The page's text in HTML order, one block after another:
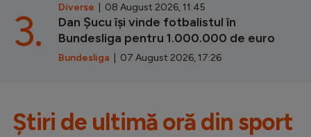
Diverse | 08 August 2026, 11:45
Dan Șucu își vinde fotbalistul în
Bundesliga pentru 1.000.000 de euro
Bundesliga | 07 August 2026, 17:26
3.
Știri de ultimă oră din sport